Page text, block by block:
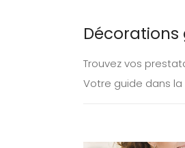
Décorations
Trouvez vos
Votre guide dans la